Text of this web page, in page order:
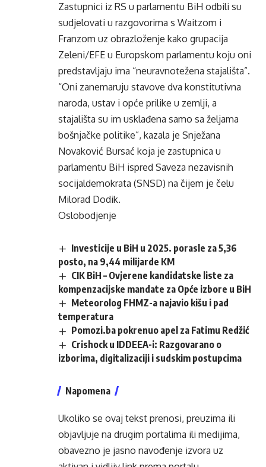
Zastupnici iz RS u parlamentu BiH odbili su
sudjelovati u razgovorima s Waitzom i
Franzom uz obrazloženje kako grupacija
Zeleni/EFE u Europskom parlamentu koju oni
predstavljaju ima “neuravnotežena stajališta”.
“Oni zanemaruju stavove dva konstitutivna
naroda, ustav i opće prilike u zemlji, a
stajališta su im usklađena samo sa željama
bošnjačke politike”, kazala je Snježana
Novaković Bursać koja je zastupnica u
parlamentu BiH ispred Saveza nezavisnih
socijaldemokrata (SNSD) na čijem je čelu
Milorad Dodik.
Oslobodjenje
Investicije u BiH u 2025. porasle za 5,36
posto, na 9,44 milijarde KM
CIK BiH – Ovjerene kandidatske liste za
kompenzacijske mandate za Opće izbore u BiH
Meteorolog FHMZ-a najavio kišu i pad
temperatura
Pomozi.ba pokrenuo apel za Fatimu Redžić
Crishock u IDDEEA-i: Razgovarano o
izborima, digitalizaciji i sudskim postupcima
Napomena
Ukoliko se ovaj tekst prenosi, preuzima ili
objavljuje na drugim portalima ili medijima,
obavezno je jasno navođenje izvora uz